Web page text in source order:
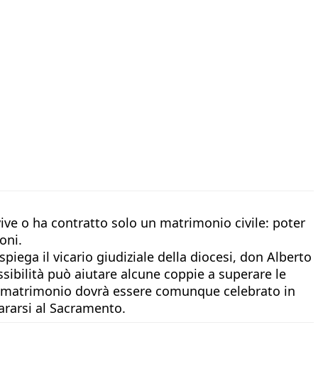
o ha contratto solo un matrimonio civile: poter
il vicario giudiziale della diocesi, don Alberto
può aiutare alcune coppie a superare le
dovrà essere comunque celebrato in
al Sacramento.